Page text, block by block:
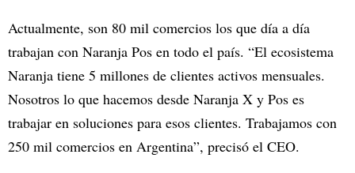
Actualmente, son 80 mil comercios los que día a día
trabajan con Naranja Pos en todo el país. “El ecosistema
Naranja tiene 5 millones de clientes activos mensuales.
Nosotros lo que hacemos desde Naranja X y Pos es
trabajar en soluciones para esos clientes. Trabajamos con
250 mil comercios en Argentina”, precisó el CEO.